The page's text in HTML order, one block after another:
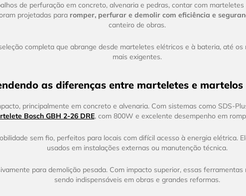
de perfuração em concreto, alvenaria e pedras, contar com
projetadas para romper, perfurar e demolir com eficiência e
canteiro de obras.
completa que abrange desde marteletes elétricos e à bateria, até
mais exigentes.
as diferenças entre marteletes e
principalmente em concreto e alvenaria. Com sistemas como SDS-
Bosch GBH 2-26 DRE, com 800W e excelente desempenho em
sem fio, perfeitos para locais com difícil acesso à energia elétrica.
usados em instalações externas ou manutenção técnica.
para demolição pesada. Com impacto superior, essas
sendo indispensáveis em obras e grandes reformas.